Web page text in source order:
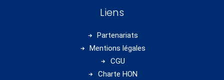
Liens
Partenariats
Mentions légales
CGU
Charte HON